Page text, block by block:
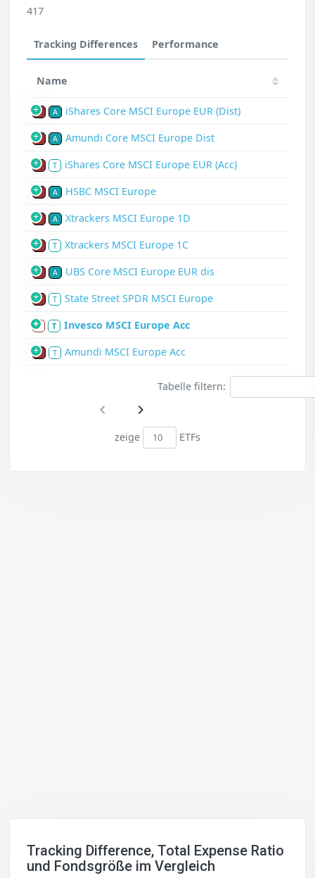
417
Tracking Differences Performance
Name
P A iShares Core MSCI Europe EUR (Dist)
P A Amundi Core MSCI Europe Dist
P T iShares Core MSCI Europe EUR (Acc)
P A HSBC MSCI Europe
P A Xtrackers MSCI Europe 1D
P T Xtrackers MSCI Europe 1C
P A UBS Core MSCI Europe EUR dis
P T State Street SPDR MSCI Europe
S T Invesco MSCI Europe Acc
P T Amundi MSCI Europe Acc
Tabelle filtern:
zeige ETFs
Tracking Difference, Total Expense Ratio
und Fondsgröße im Vergleich